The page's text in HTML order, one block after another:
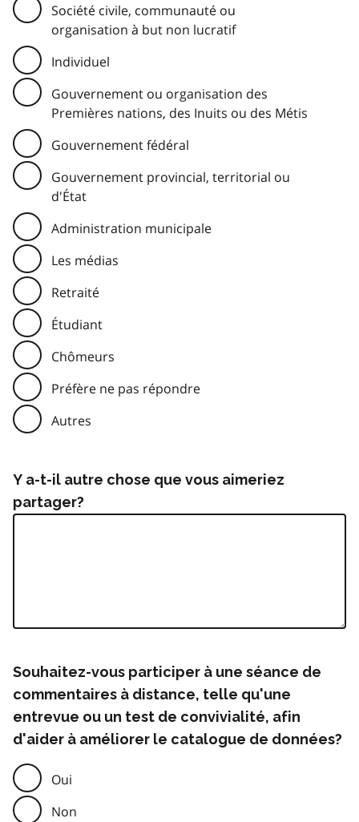
Société civile, communauté ou
organisation à but non lucratif
Individuel
Gouvernement ou organisation des
Premières nations, des Inuits ou des Métis
Gouvernement fédéral
Gouvernement provincial, territorial ou
d'État
Administration municipale
Les médias
Retraité
Étudiant
Chômeurs
Préfère ne pas répondre
Autres
Y a-t-il autre chose que vous aimeriez
partager?
Souhaitez-vous participer à une séance de
commentaires à distance, telle qu'une
entrevue ou un test de convivialité, afin
d'aider à améliorer le catalogue de données?
Oui
Non